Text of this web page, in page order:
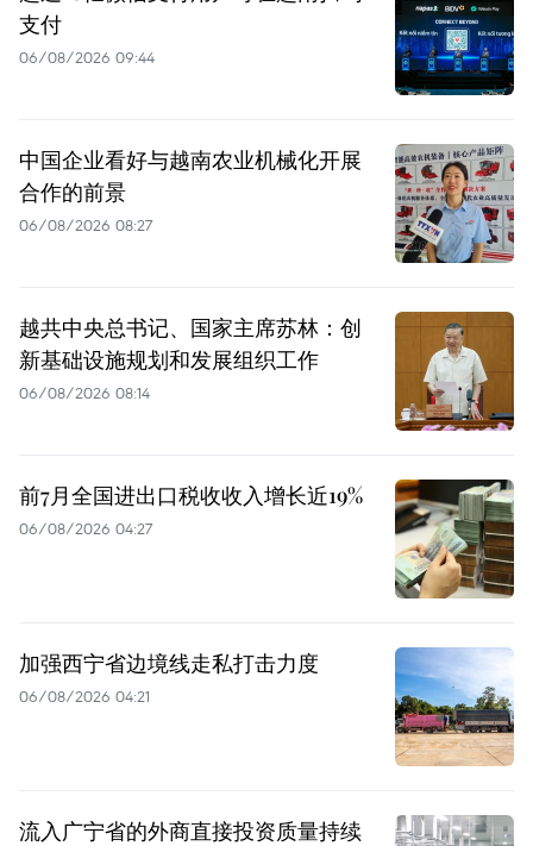
支付
06/08/2026 09:44
中国企业看好与越南农业机械化开展
合作的前景
06/08/2026 08:27
越共中央总书记、国家主席苏林：创
新基础设施规划和发展组织工作
06/08/2026 08:14
前7月全国进出口税收收入增长近19%
06/08/2026 04:27
加强西宁省边境线走私打击力度
06/08/2026 04:21
流入广宁省的外商直接投资质量持续